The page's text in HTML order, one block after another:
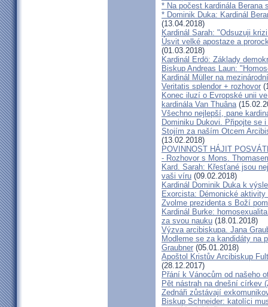
* Na počest kardinála
* Dominik Duka: Kardinál
(13.04.2018)
Kardinál Sarah: "Odsuzuji
Úsvit velké apostaze a
(01.03.2018)
Kardinál Erdö: Základy
Biskup Andreas Laun:
Kardinál Müller na
Veritatis splendor + rozhovor
Konec iluzí o Evropské unii
kardinála Van Thuâna
Všechno nejlepší, pane
Dominiku Dukovi. Připojte se
Stojím za naším Otcem
(13.02.2018)
POVINNOST HÁJIT
- Rozhovor s Mons.
Kard. Sarah: Křesťané jsou
vaši víru (09.02.2018)
Kardinál Dominik Duka k
Exorcista: Démonické
Zvolme prezidenta s Boží
Kardinál Burke:
za svou nauku (18.01.2018)
Výzva arcibiskupa. Jana
Modleme se za kandidáty na
Graubner (05.01.2018)
Apoštol Kristův Arcibiskup
(28.12.2017)
Přání k Vánocům od našeho
Pět nástrah na dnešní církev
Zednáři zůstávají
Biskup Schneider: katolíci